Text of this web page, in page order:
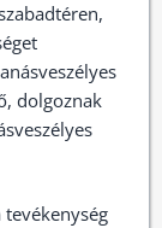
dolgoznak